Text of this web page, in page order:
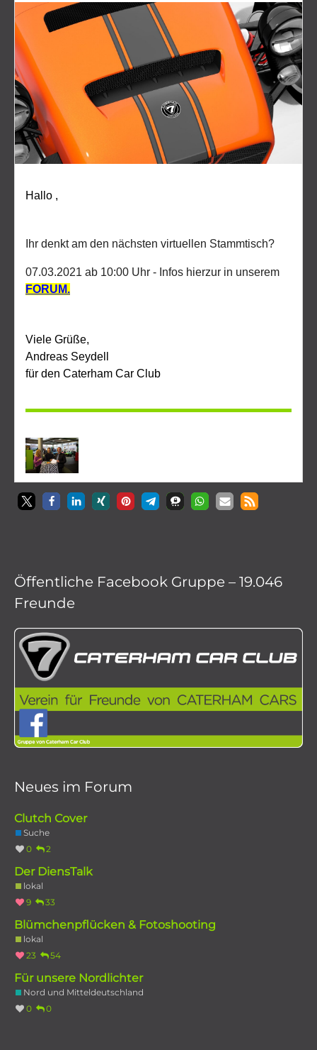
Öffentliche Facebook Gruppe – 19.046
Freunde
Neues im Forum
Clutch Cover
Suche
0 2
Der DiensTalk
lokal
9 33
Blümchenpflücken & Fotoshooting
lokal
23 54
Für unsere Nordlichter
Nord und Mitteldeutschland
0 0